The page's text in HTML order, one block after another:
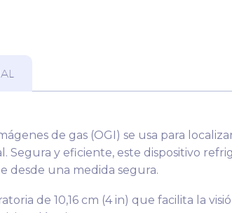
de gas (OGI) se usa para
Segura y eficiente, este dispositivo
desde una medida segura.
de 10,16 cm (4 in) que facilita la